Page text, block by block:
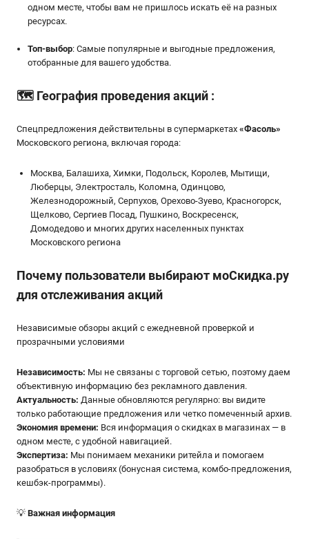
одном месте, чтобы вам не пришлось искать её на разных
ресурсах.
Топ-выбор: Самые популярные и выгодные предложения,
отобранные для вашего удобства.
🗺️ География проведения акций :
Спецпредложения действительны в супермаркетах «Фасоль»
Московского региона, включая города:
Москва, Балашиха, Химки, Подольск, Королев, Мытищи,
Люберцы, Электросталь, Коломна, Одинцово,
Железнодорожный, Серпухов, Орехово-Зуево, Красногорск,
Щелково, Сергиев Посад, Пушкино, Воскресенск,
Домодедово и многих других населенных пунктах
Московского региона
Почему пользователи выбирают мoСкидка.ру
для отслеживания акций
Независимые обзоры акций с ежедневной проверкой и
прозрачными условиями
Независимость: Мы не связаны с торговой сетью, поэтому даем
объективную информацию без рекламного давления.
Актуальность: Данные обновляются регулярно: вы видите
только работающие предложения или четко помеченный архив.
Экономия времени: Вся информация о скидках в магазинах — в
одном месте, с удобной навигацией.
Экспертиза: Мы понимаем механики ритейла и помогаем
разобраться в условиях (бонусная система, комбо-предложения,
кешбэк-программы).
💡 Важная информация